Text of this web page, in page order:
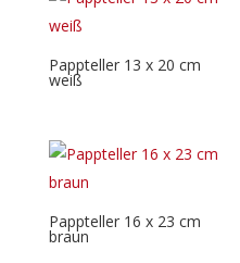
Pappteller 13 x 20 cm
weiß
Pappteller 16 x 23 cm
braun